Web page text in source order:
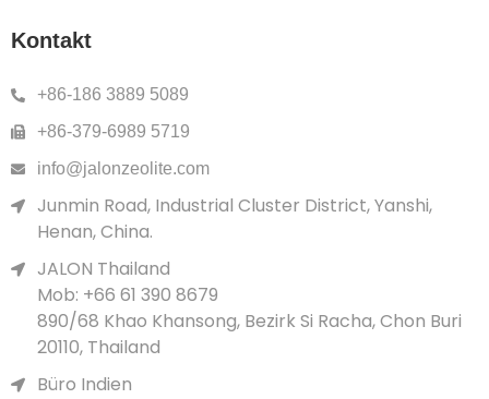
Kontakt
+86-186 3889 5089
+86-379-6989 5719
info@jalonzeolite.com
Junmin Road, Industrial Cluster District, Yanshi,
Henan, China.
JALON Thailand
Mob: +66 61 390 8679
890/68 Khao Khansong, Bezirk Si Racha, Chon Buri
20110, Thailand
Büro Indien